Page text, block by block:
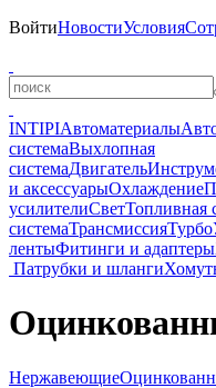
ВойтиНовостиУсловия
INTIPIАвтоматериалы
системаВыхлопная
системаДвигатель
и аксессуарыОхлаждение
усилителиСветТопливная
системаТрансмиссияТурбо
лентыФитинги и адаптеры
Патрубки и шланги
Нержавеющие